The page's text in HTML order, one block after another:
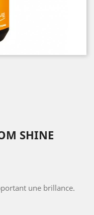
SHINE
une brillance.